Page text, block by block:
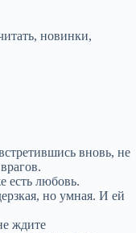
новинки,
вновь, не
есть любовь.
но умная. И ей
ждите